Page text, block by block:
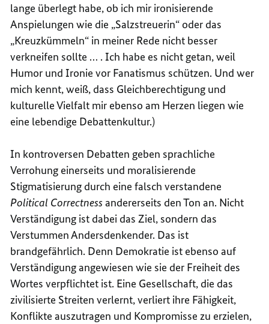
lange überlegt habe, ob ich mir ironisierende
Anspielungen wie die „Salzstreuerin“ oder das
„Kreuzkümmeln“ in meiner Rede nicht besser
verkneifen sollte … . Ich habe es nicht getan, weil
Humor und Ironie vor Fanatismus schützen. Und wer
mich kennt, weiß, dass Gleichberechtigung und
kulturelle Vielfalt mir ebenso am Herzen liegen wie
eine lebendige Debattenkultur.)
In kontroversen Debatten geben sprachliche
Verrohung einerseits und moralisierende
Stigmatisierung durch eine falsch verstandene
Political Correctnessandererseits den Ton an. Nicht
Verständigung ist dabei das Ziel, sondern das
Verstummen Andersdenkender. Das ist
brandgefährlich. Denn Demokratie ist ebenso auf
Verständigung angewiesen wie sie der Freiheit des
Wortes verpflichtet ist. Eine Gesellschaft, die das
zivilisierte Streiten verlernt, verliert ihre Fähigkeit,
Konflikte auszutragen und Kompromisse zu erzielen,